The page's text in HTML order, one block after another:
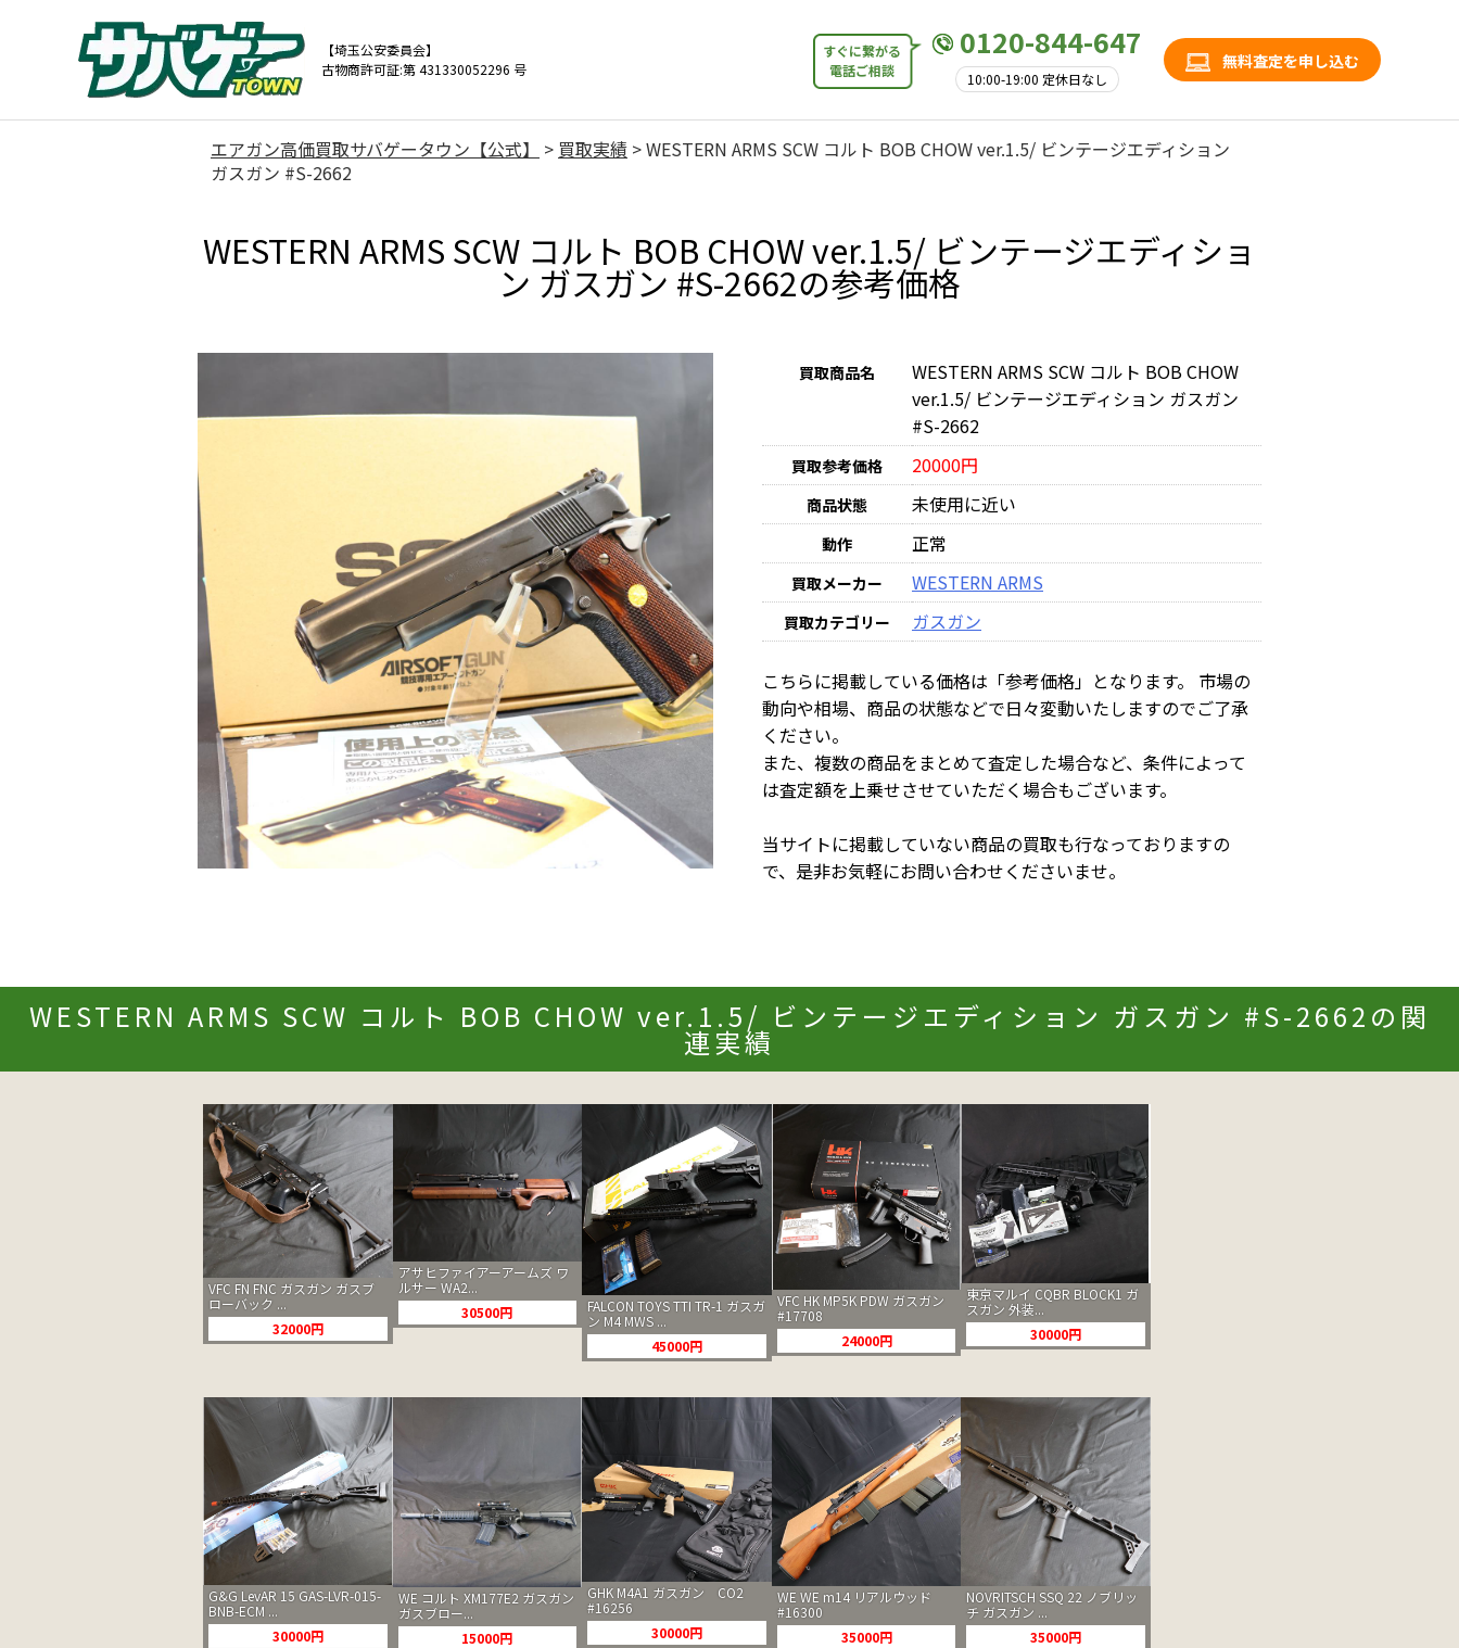
【埼玉公安委員会】
古物商許可証:第 431330052296 号
0120-844-647
10:00-19:00 定休日なし
すぐに繋がる
電話ご相談
無料査定を申し込む
エアガン高価買取サバゲータウン【公式】 > 買取実績 >WESTERN ARMS SCW コルト BOB CHOW ver.1.5/ ビンテージエディション
ガスガン #S-2662
WESTERN ARMS SCW コルト BOB CHOW ver.1.5/ ビンテージエディショ
ン ガスガン #S-2662の参考価格
買取商品名
WESTERN ARMS SCW コルト BOB CHOW
ver.1.5/ ビンテージエディション ガスガン
#S-2662
買取参考価格 20000円
商品状態 未使用に近い
動作 正常
買取メーカー WESTERN ARMS
買取カテゴリー ガスガン
こちらに掲載している価格は「参考価格」となります。 市場の
動向や相場、商品の状態などで日々変動いたしますのでご了承
ください。
また、複数の商品をまとめて査定した場合など、条件によって
は査定額を上乗せさせていただく場合もございます。
当サイトに掲載していない商品の買取も行なっておりますの
で、是非お気軽にお問い合わせくださいませ。
WESTERN ARMS SCW コルト BOB CHOW ver.1.5/ ビンテージエディション ガスガン #S-2662の関
連実績
VFC FN FNC ガスガン ガスブ
ローバック ...
32000円
アサヒファイアーアームズ ワ
ルサー WA2...
30500円
FALCON TOYS TTI TR-1 ガスガ
ン M4 MWS ...
45000円
VFC HK MP5K PDW ガスガン
#17708
24000円
東京マルイ CQBR BLOCK1 ガ
スガン 外装...
30000円
G&G LevAR 15 GAS-LVR-015-
BNB-ECM ...
30000円
WE コルト XM177E2 ガスガン
ガスブロー...
15000円
GHK M4A1 ガスガン CO2
#16256
30000円
WE WE m14 リアルウッド
#16300
35000円
NOVRITSCH SSQ 22 ノブリッ
チ ガスガン ...
35000円